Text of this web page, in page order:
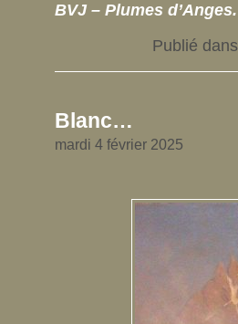
BVJ – Plumes d’Anges.
Publié dans
Blanc…
mardi 4 février 2025